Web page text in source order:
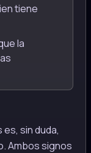
tiene
la
sin duda,
Ambos signos